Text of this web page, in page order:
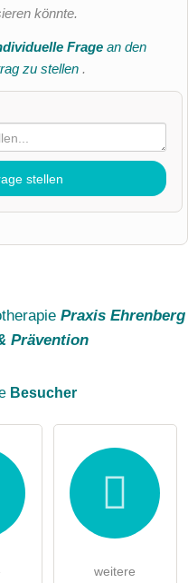
könnte.
Frage an den
zu stellen .
stellen
.
Kenntnis genommen.
Praxis Ehrenberg
Prävention
Besucher
weitere